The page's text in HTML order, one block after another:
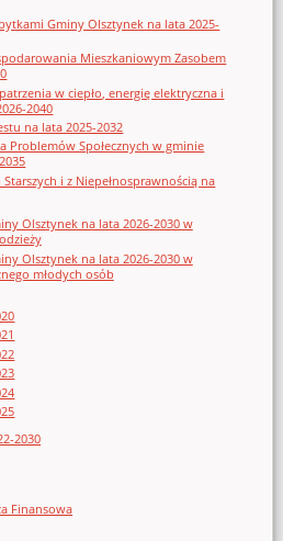
Gminy Olsztynek na lata 2025-
Mieszkaniowym Zasobem
w ciepło, energię elektryczna i
2040
na lata 2025-2032
Problemów Społecznych w gminie
i z Niepełnosprawnością na
Olsztynek na lata 2026-2030 w
Olsztynek na lata 2026-2030 w
młodych osób
2030
Finansowa